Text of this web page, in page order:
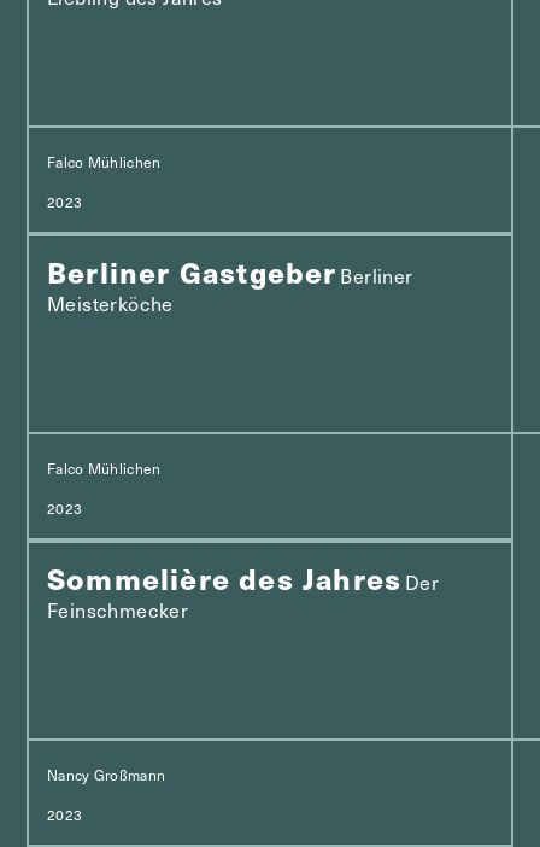
Falco Mühlichen
2023
Berliner Gastgeber Berliner
Meisterköche
Falco Mühlichen
2023
Sommelière des Jahres Der
Feinschmecker
Nancy Großmann
2023